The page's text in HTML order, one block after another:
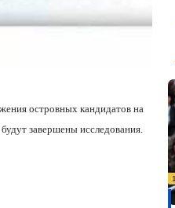
островных кандидатов на
завершены исследования.